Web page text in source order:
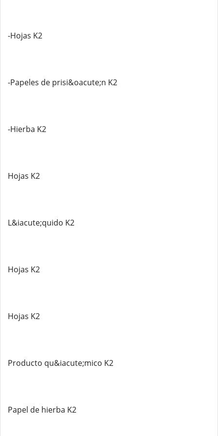
-Hojas K2
-Papeles de prisi&oacute;n K2
-Hierba K2
Hojas K2
L&iacute;quido K2
Hojas K2
Hojas K2
Producto qu&iacute;mico K2
Papel de hierba K2